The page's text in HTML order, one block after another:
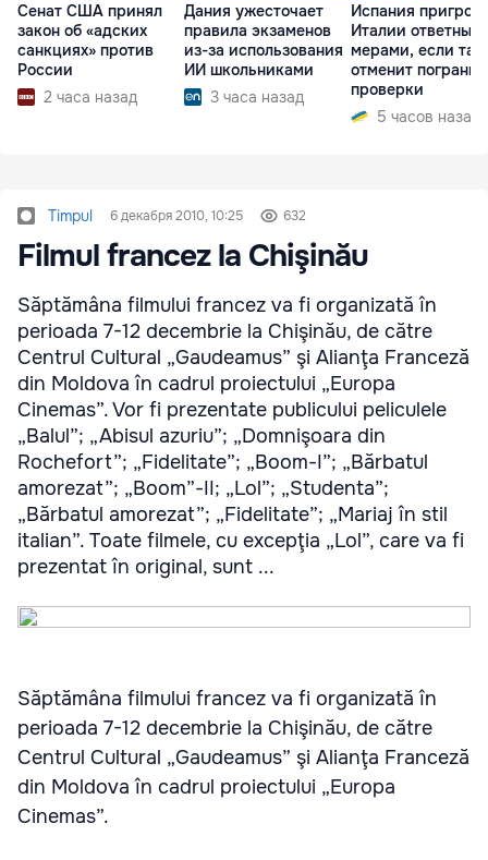
Сенат США принял
закон об «адских
санкциях» против
России
2 часа назад
Дания ужесточает
правила экзаменов
из-за использования
ИИ школьниками
3 часа назад
Испания
Италии
мерами, если та
отменит
проверки
5 часов назад
Timpul 6 декабря 2010, 10:25 632
Filmul francez la Chişinău
Săptămâna filmului francez va fi organizată în
perioada 7-12 decembrie la Chişinău, de către
Centrul Cultural „Gaudeamus” şi Alianţa Franceză
din Moldova în cadrul proiectului „Europa
Cinemas”. Vor fi prezentate publicului peliculele
„Balul”; „Abisul azuriu”; „Domnişoara din
Rochefort”; „Fidelitate”; „Boom-I”; „Bărbatul
amorezat”; „Boom”-II; „Lol”; „Studenta”;
„Bărbatul amorezat”; „Fidelitate”; „Mariaj în stil
italian”. Toate filmele, cu excepţia „Lol”, care va fi
prezentat în original, sunt ...
Săptămâna filmului francez va fi organizată în
perioada 7-12 decembrie la Chişinău, de către
Centrul Cultural „Gaudeamus” şi Alianţa Franceză
din Moldova în cadrul proiectului „Europa
Cinemas”.